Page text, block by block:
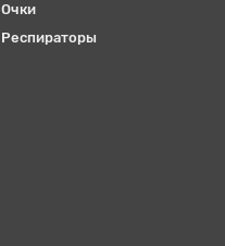
Очки
Респираторы